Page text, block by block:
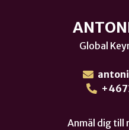
Global
Anmäl dig till